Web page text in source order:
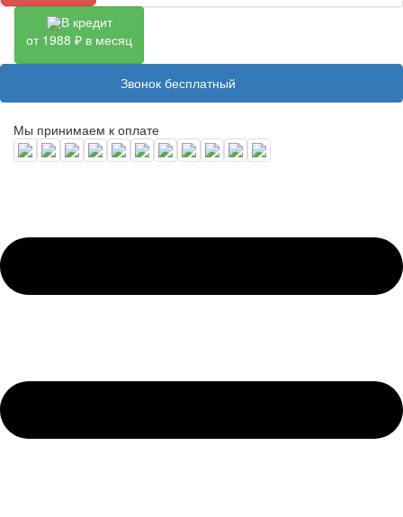
В кредит
от 1988 ₽ в месяц
Звонок бесплатный
Мы принимаем к оплате